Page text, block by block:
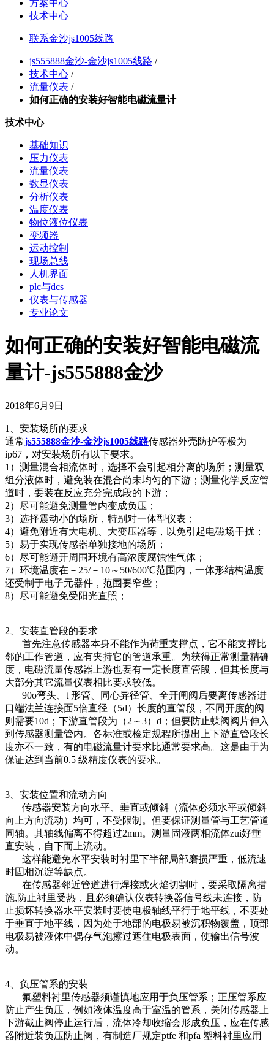
方案中心
技术中心
联系金沙js1005线路
js555888金沙-金沙js1005线路 /
技术中心 /
流量仪表 /
如何正确的安装好智能电磁流量计
技术中心
基础知识
压力仪表
流量仪表
数显仪表
分析仪表
温度仪表
物位液位仪表
变频器
运动控制
现场总线
人机界面
plc与dcs
仪表与传感器
专业论文
如何正确的安装好智能电磁流
量计-js555888金沙
2018年6月9日
1、安装场所的要求
通常js555888金沙-金沙js1005线路传感器外壳防护等极为
ip67，对安装场所有以下要求。
1）测量混合相流体时，选择不会引起相分离的场所；测量双
组分液体时，避免装在混合尚未均匀的下游；测量化学反应管
道时，要装在反应充分完成段的下游；
2）尽可能避免测量管内变成负压；
3）选择震动小的场所，特别对一体型仪表；
4）避免附近有大电机、大变压器等，以免引起电磁场干扰；
5）易于实现传感器单独接地的场所；
6）尽可能避开周围环境有高浓度腐蚀性气体；
7）环境温度在－25/－10～50/600℃范围内，一体形结构温度
还受制于电子元器件，范围要窄些；
8）尽可能避免受阳光直照；
2、安装直管段的要求
首先注意传感器本身不能作为荷重支撑点，它不能支撑比
邻的工作管道，应有夹持它的管道承重。为获得正常测量精确
度，电磁流量传感器上游也要有一定长度直管段，但其长度与
大部分其它流量仪表相比要求较低。
90o弯头、t 形管、同心异径管、全开闸阀后要离传感器进
口端法兰连接面5倍直径（5d）长度的直管段，不同开度的阀
则需要10d；下游直管段为（2～3）d；但要防止蝶阀阀片伸入
到传感器测量管内。各标准或检定规程所提出上下游直管段长
度亦不一致，有的电磁流量计要求比通常要求高。这是由于为
保证达到当前0.5 级精度仪表的要求。
3、安装位置和流动方向
传感器安装方向水平、垂直或倾斜（流体必须水平或倾斜
向上方向流动）均可，不受限制。但要保证测量管与工艺管道
同轴。其轴线偏离不得超过2mm。测量固液两相流体zui好垂
直安装，自下而上流动。
这样能避免水平安装时衬里下半部局部磨损严重，低流速
时固相沉淀等缺点。
在传感器邻近管道进行焊接或火焰切割时，要采取隔离措
施,防止衬里受热，且必须确认仪表转换器信号线未连接，防
止损坏转换器水平安装时要使电极轴线平行于地平线，不要处
于垂直于地平线，因为处于地部的电极易被沉积物覆盖，顶部
电极易被液体中偶存气泡擦过遮住电极表面，使输出信号波
动。
4、负压管系的安装
氟塑料衬里传感器须谨慎地应用于负压管系；正压管系应
防止产生负压，例如液体温度高于室温的管系，关闭传感器上
下游截止阀停止运行后，流体冷却收缩会形成负压，应在传感
器附近装负压防止阀，有制造厂规定ptfe 和pfa 塑料衬里应用